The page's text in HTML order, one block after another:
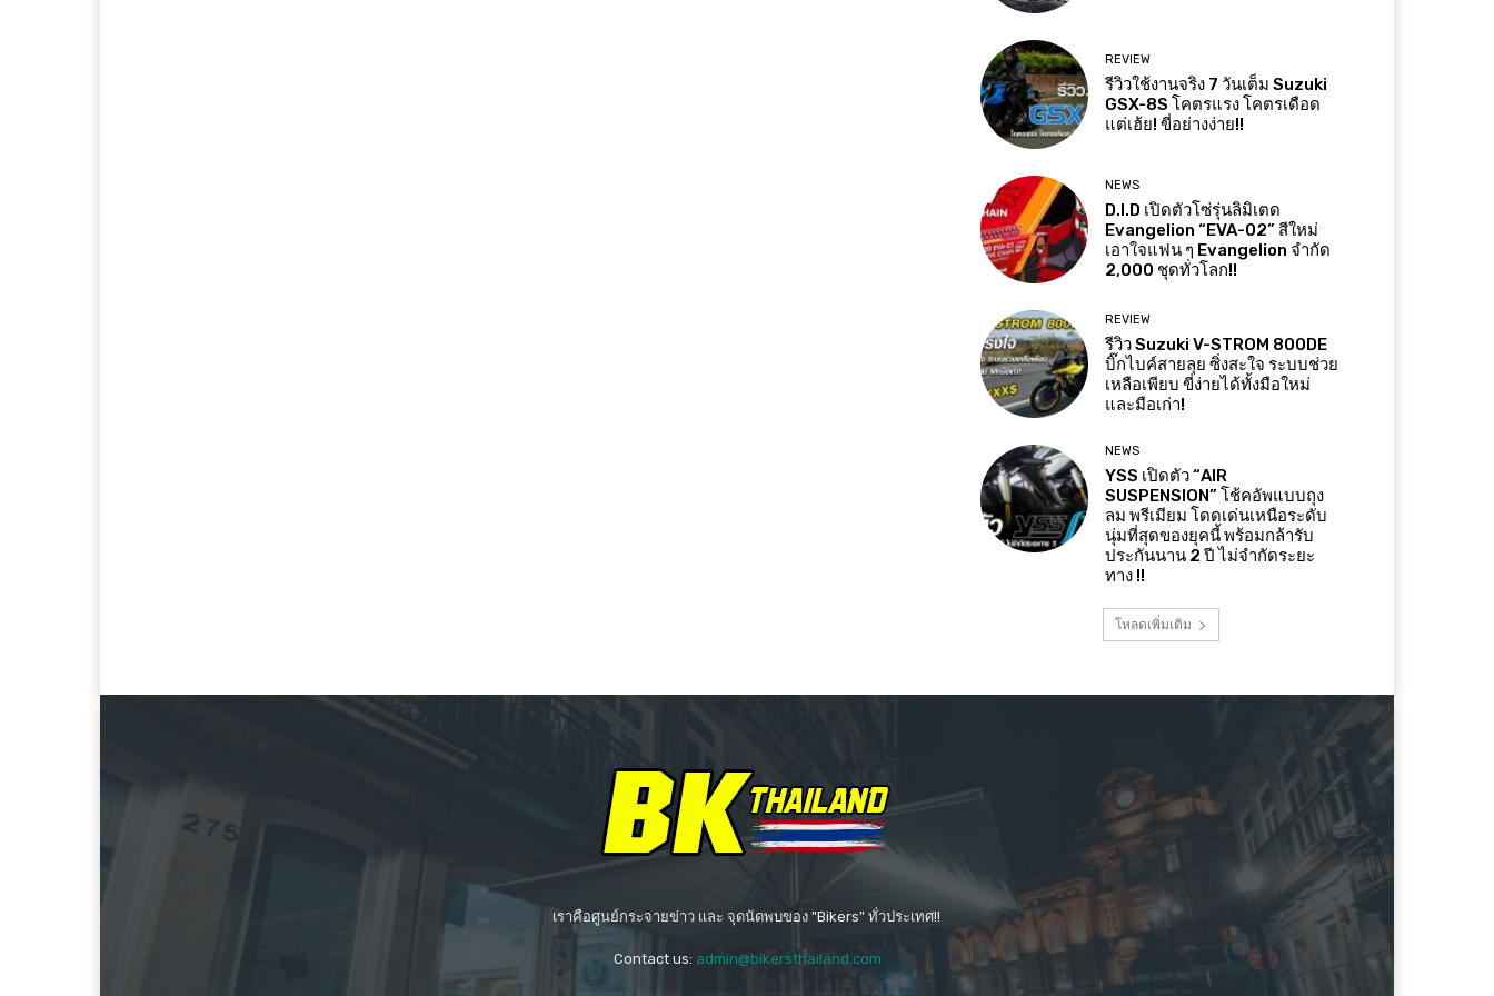
REVIEW
รีวิวใช้งานจริง 7 วันเต็ม Suzuki
GSX-8S โคตรแรง โคตรเดือด
แต่เฮ้ย! ขี่อย่างง่าย!!
NEWS
D.I.D เปิดตัวโซ่รุ่นลิมิเตด
Evangelion “EVA-02” สีใหม่
เอาใจแฟน ๆ Evangelion จำกัด
2,000 ชุดทั่วโลก!!
REVIEW
รีวิว Suzuki V-STROM 800DE
บิ๊กไบค์สายลุย ซิ่งสะใจ ระบบช่วย
เหลือเพียบ ขี่ง่ายได้ทั้งมือใหม่
และมือเก่า!
NEWS
YSS เปิดตัว “AIR
SUSPENSION” โช้คอัพแบบถุง
ลม พรีเมียม โดดเด่นเหนือระดับ
นุ่มที่สุดของยุคนี้ พร้อมกล้ารับ
ประกันนาน 2 ปี ไม่จำกัดระยะ
ทาง !!
โหลดเพิ่มเติม
เราคือศูนย์กระจายข่าว เเละ จุดนัดพบของ "Bikers" ทั่วประเทศ!!
Contact us: admin@bikersthailand.com